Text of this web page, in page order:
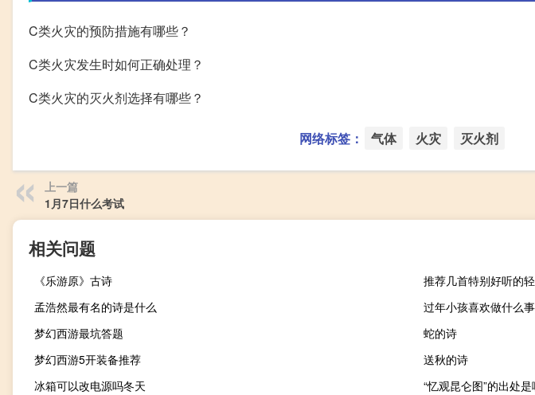
C类火灾的预防措施有哪些？
C类火灾发生时如何正确处理？
C类火灾的灭火剂选择有哪些？
网络标签： 气体 火灾 灭火剂
上一篇
1月7日什么考试
相关问题
《乐游原》古诗
推荐几首特别好听的
孟浩然最有名的诗是什么
过年小孩喜欢做什么事
梦幻西游最坑答题
蛇的诗
梦幻西游5开装备推荐
送秋的诗
冰箱可以改电源吗冬天
“忆观昆仑图”的出处是